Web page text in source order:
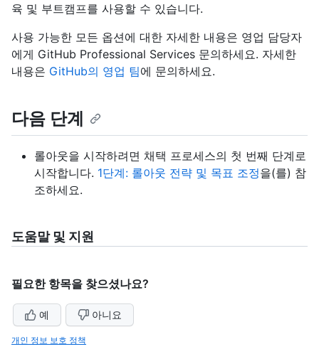
육 및 부트캠프를 사용할 수 있습니다.
사용 가능한 모든 옵션에 대한 자세한 내용은 영업 담당자
에게 GitHub Professional Services 문의하세요. 자세한
내용은 GitHub의 영업 팀에 문의하세요.
다음 단계
롤아웃을 시작하려면 채택 프로세스의 첫 번째 단계로
시작합니다. 1단계: 롤아웃 전략 및 목표 조정을(를) 참
조하세요.
도움말 및 지원
필요한 항목을 찾으셨나요?
예 아니요
개인 정보 보호 정책